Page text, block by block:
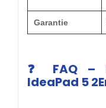
Garantie
❓ FAQ –
IdeaPad 5